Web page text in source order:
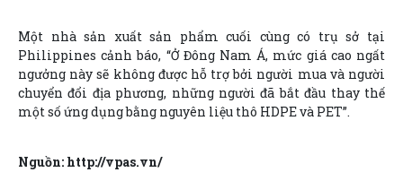
Một nhà sản xuất sản phẩm cuối cùng có trụ sở tại
Philippines cảnh báo, “Ở Đông Nam Á, mức giá cao ngất
ngưởng này sẽ không được hỗ trợ bởi người mua và người
chuyển đổi địa phương, những người đã bắt đầu thay thế
một số ứng dụng bằng nguyên liệu thô HDPE và PET”.
Nguồn: http://vpas.vn/